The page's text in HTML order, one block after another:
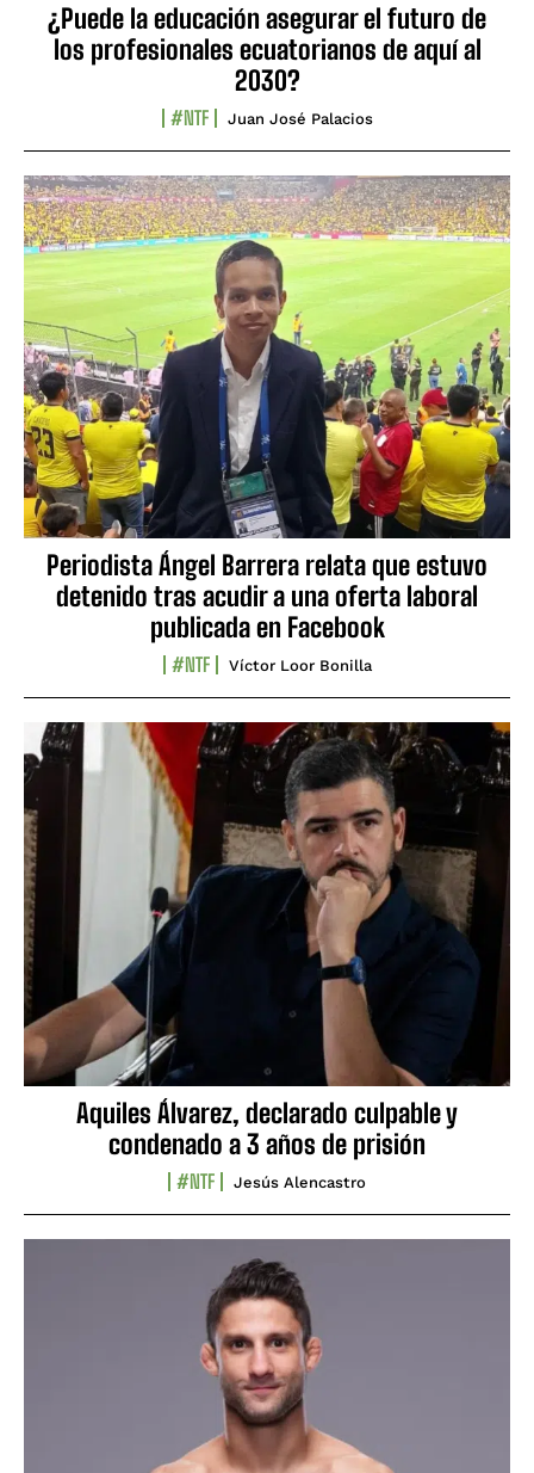
¿Puede la educación asegurar el futuro de
los profesionales ecuatorianos de aquí al
2030?
#NTF Juan José Palacios
Periodista Ángel Barrera relata que estuvo
detenido tras acudir a una oferta laboral
publicada en Facebook
#NTF Víctor Loor Bonilla
Aquiles Álvarez, declarado culpable y
condenado a 3 años de prisión
#NTF Jesús Alencastro